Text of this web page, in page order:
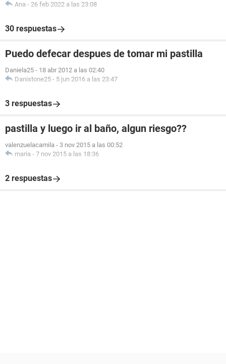
Ana - 26 feb 2022 a las 23:08
30 respuestas
Puedo defecar despues de tomar mi pastilla
Daniela25 - 18 abr 2012 a las 02:40
Danistone25 - 5 jun 2016 a las 23:47
3 respuestas
pastilla y luego ir al baño, algun riesgo??
valenzuelacamila - 3 nov 2015 a las 00:52
maria - 7 nov 2015 a las 18:36
2 respuestas